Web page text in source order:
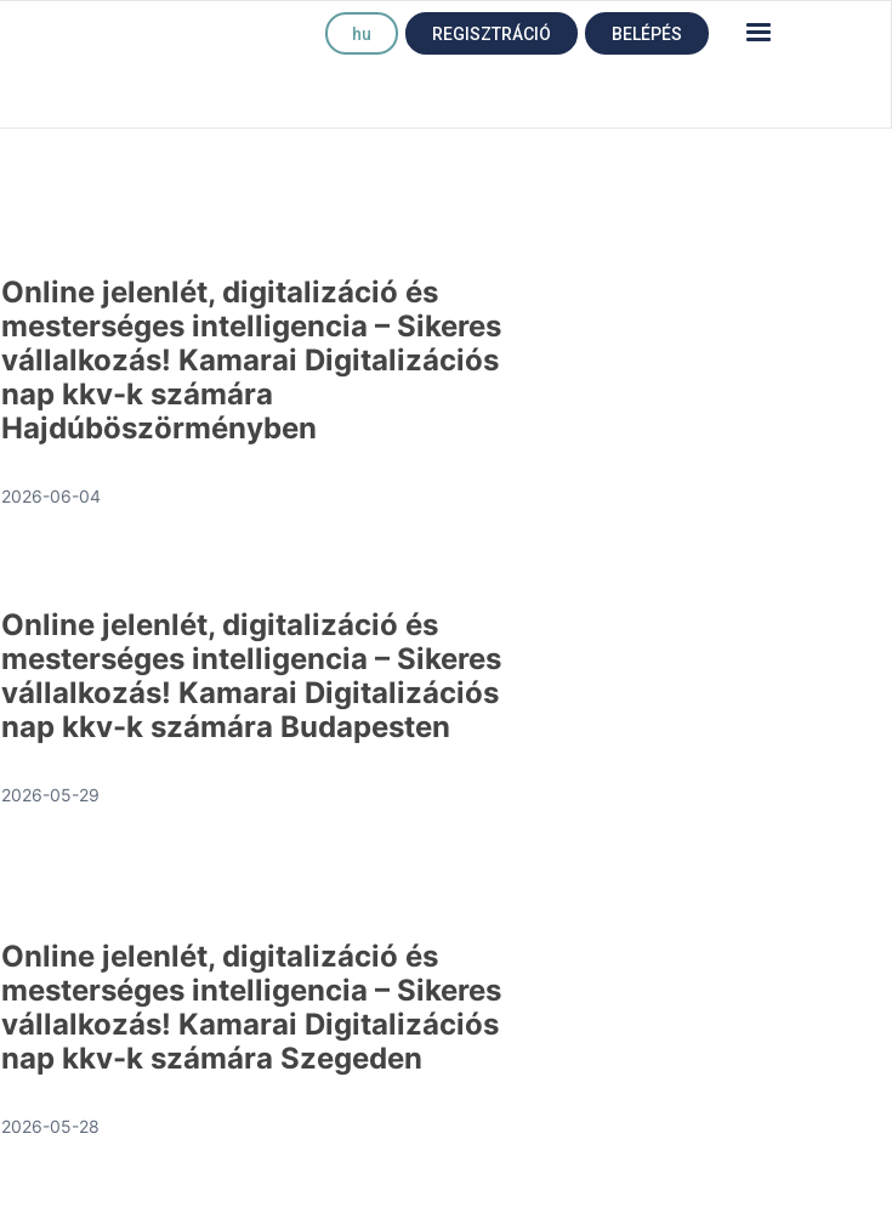
hu REGISZTRÁCIÓ BELÉPÉS
Online jelenlét, digitalizáció és
mesterséges intelligencia – Sikeres
vállalkozás! Kamarai Digitalizációs
nap kkv-k számára
Hajdúböszörményben
2026-06-04
Online jelenlét, digitalizáció és
mesterséges intelligencia – Sikeres
vállalkozás! Kamarai Digitalizációs
nap kkv-k számára Budapesten
2026-05-29
Online jelenlét, digitalizáció és
mesterséges intelligencia – Sikeres
vállalkozás! Kamarai Digitalizációs
nap kkv-k számára Szegeden
2026-05-28